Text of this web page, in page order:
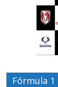
Fórmula 1